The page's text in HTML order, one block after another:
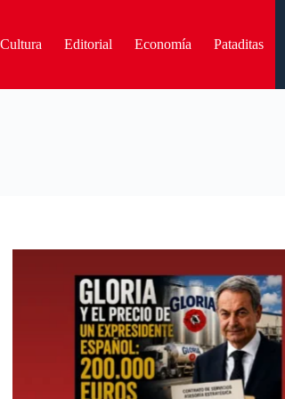
Cultura Editorial Economía Pataditas